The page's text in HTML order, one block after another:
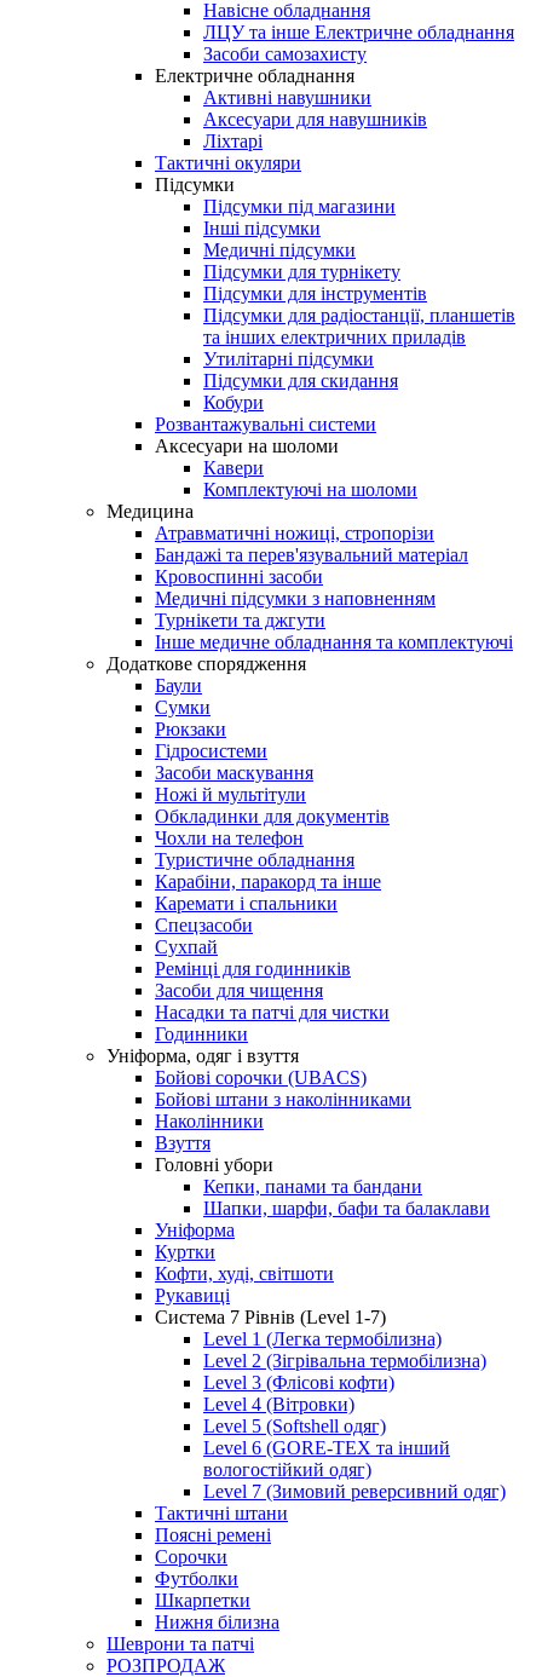
Навісне обладнання
ЛЦУ та інше Електричне обладнання
Засоби самозахисту
Електричне обладнання
Активні навушники
Аксесуари для навушників
Ліхтарі
Тактичні окуляри
Підсумки
Підсумки під магазини
Інші підсумки
Медичні підсумки
Підсумки для турнікету
Підсумки для інструментів
Підсумки для радіостанції, планшетів
та інших електричних приладів
Утилітарні підсумки
Підсумки для скидання
Кобури
Розвантажувальні системи
Аксесуари на шоломи
Кавери
Комплектуючі на шоломи
Медицина
Атравматичні ножиці, стропорізи
Бандажі та перев'язувальний матеріал
Кровоспинні засоби
Медичні підсумки з наповненням
Турнікети та джгути
Інше медичне обладнання та комплектуючі
Додаткове спорядження
Баули
Сумки
Рюкзаки
Гідросистеми
Засоби маскування
Ножі й мультітули
Обкладинки для документів
Чохли на телефон
Туристичне обладнання
Карабіни, паракорд та інше
Каремати і спальники
Спецзасоби
Сухпай
Ремінці для годинників
Засоби для чищення
Насадки та патчі для чистки
Годинники
Уніформа, одяг і взуття
Бойові сорочки (UBACS)
Бойові штани з наколінниками
Наколінники
Взуття
Головні убори
Кепки, панами та бандани
Шапки, шарфи, бафи та балаклави
Уніформа
Куртки
Кофти, худі, світшоти
Рукавиці
Система 7 Рівнів (Level 1-7)
Level 1 (Легка термобілизна)
Level 2 (Зігрівальна термобілизна)
Level 3 (Флісові кофти)
Level 4 (Вітровки)
Level 5 (Softshell одяг)
Level 6 (GORE-TEX та інший
вологостійкий одяг)
Level 7 (Зимовий реверсивний одяг)
Тактичні штани
Поясні ремені
Сорочки
Футболки
Шкарпетки
Нижня білизна
Шеврони та патчі
РОЗПРОДАЖ